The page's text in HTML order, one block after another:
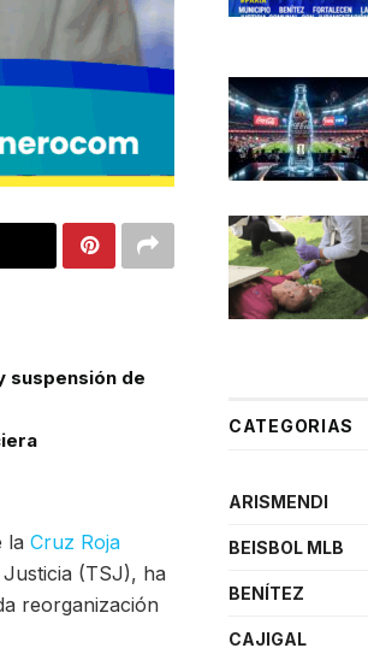
suspensión de
la Cruz Roja
(TSJ), ha
reorganización
CATEGORIAS
ARISMENDI
BEISBOL MLB
BENÍTEZ
CAJIGAL